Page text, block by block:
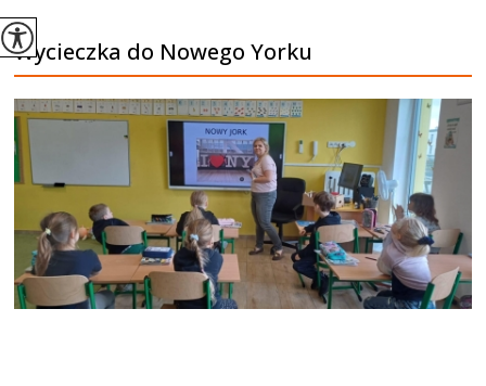
Wycieczka do Nowego Yorku